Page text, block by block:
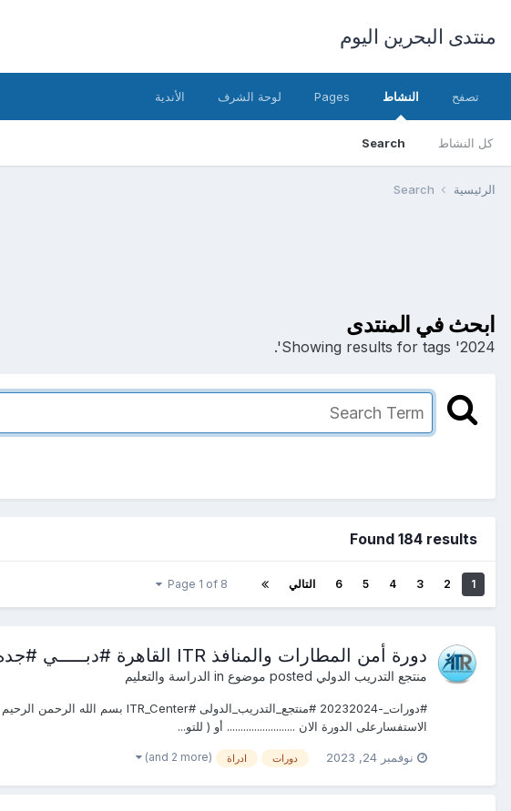
منتدى البحرين اليوم
تصفح النشاط
كل النشاط Search
Pages لوحة الشرف الأندية
الرئيسية Search
ابحث في المنتدى
Showing results for tags '2024'.
Found 184 results
1
2
3
4
5
6 التالي Page 1 of 8
دورة أمن المطارات والمنافذ ITR القاهرة #دبـــــي #جده #الرياض#شرم الشيخ #اسطنبول #
منتجع التدريب الدولي الدراسة والتعليم
الاستفسارعلى الدورة الان ......................... أو ( للتو...
نوفمبر 24, 2023 دورات ادراة (and 2 more)